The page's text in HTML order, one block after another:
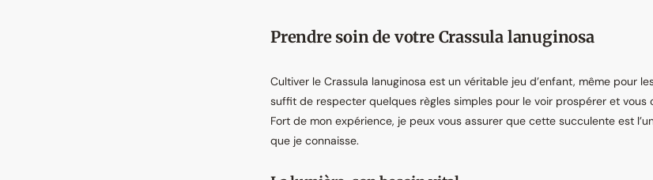
Prendre soin de votre Crassula lanuginosa
Cultiver le Crassula lanuginosa est un véritable jeu d’enfant, même pour
suffit de respecter quelques règles simples pour le voir prospérer et vous
Fort de mon expérience, je peux vous assurer que cette succulente est
que je connaisse.